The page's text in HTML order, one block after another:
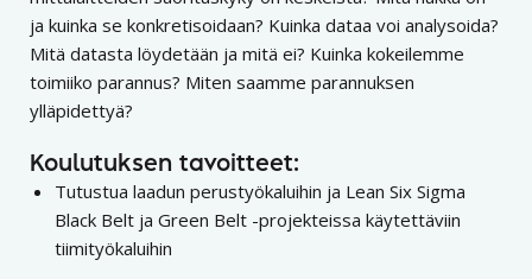
ja kuinka se konkretisoidaan? Kuinka dataa voi analysoida?
Mitä datasta löydetään ja mitä ei? Kuinka kokeilemme
toimiiko parannus? Miten saamme parannuksen
ylläpidettyä?
Koulutuksen tavoitteet:
Tutustua laadun perustyökaluihin ja Lean Six Sigma
Black Belt ja Green Belt -projekteissa käytettäviin
tiimityökaluihin